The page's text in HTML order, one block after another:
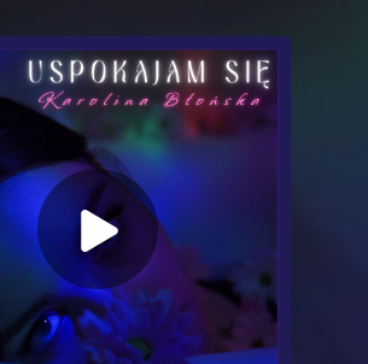
all set!